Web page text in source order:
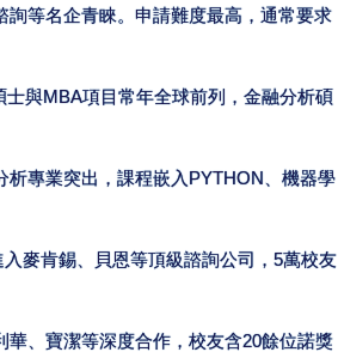
等名企青睞。申請難度最高，通常要求
與MBA項目常年全球前列，金融分析碩
專業突出，課程嵌入PYTHON、機器學
麥肯錫、貝恩等頂級諮詢公司，5萬校友
、寶潔等深度合作，校友含20餘位諾獎